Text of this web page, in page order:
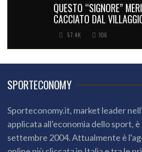
QUESTO “SIGNORE”
CACCIATO DAL
57.4K 106
SPORTECONOMY
Sporteconomy.it, market leader
applicata all'economia dello sport, è
settembre 2004. Attualmente è